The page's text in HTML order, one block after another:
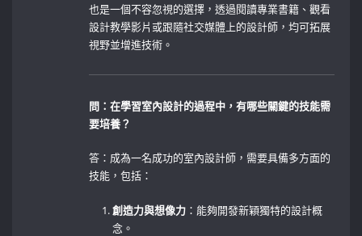
也是一個不容忽視的選擇，透過閱讀專業書籍、觀看
設計教學影片或跟隨社交媒體上的設計師，均可拓展
視野並增進技術。
問：在學習室內設計的過程中，有哪些關鍵的技能需
要培養？
答：成為一名成功的室內設計師，需要具備多方面的
技能，包括：
創造力與想像力 ：能夠開發新穎獨特的設計概
念。